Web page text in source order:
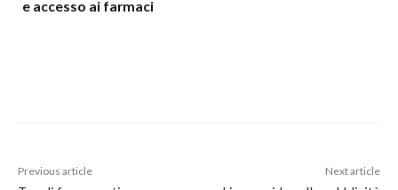
e accesso ai farmaci
Previous article Next article